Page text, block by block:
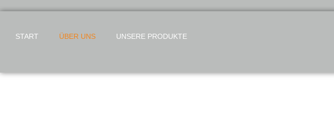
START ÜBER UNS UNSERE PRODUKTE